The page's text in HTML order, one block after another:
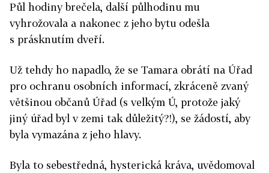
Půl hodiny brečela, další půlhodinu mu
vyhrožovala a nakonec z jeho bytu odešla
s prásknutím dveří.
Už tehdy ho napadlo, že se Tamara obrátí na Úřad
pro ochranu osobních informací, zkráceně zvaný
většinou občanů Úřad (s velkým Ú, protože jaký
jiný úřad byl v zemi tak důležitý?!), se žádostí, aby
byla vymazána z jeho hlavy.
Byla to sebestředná, hysterická kráva, uvědomoval